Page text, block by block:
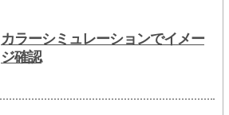
カラーシミュレーションでイメー
ジ確認